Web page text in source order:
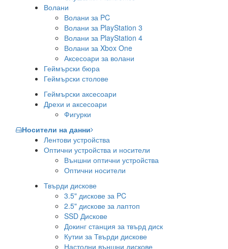
Волани
Волани за PC
Волани за PlayStation 3
Волани за PlayStation 4
Волани за Xbox One
Аксесоари за волани
Геймърски бюра
Геймърски столове
Геймърски аксесоари
Дрехи и аксесоари
Фигурки
Носители на данни
Лентови устройства
Оптични устройства и носители
Външни оптични устройства
Оптични носители
Твърди дискове
3.5" дискове за PC
2.5" дискове за лаптоп
SSD Дискове
Докинг станция за твърд диск
Кутии за Твърди дискове
Настолни външни дискове